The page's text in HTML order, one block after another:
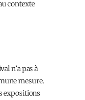
contexte
n’a pas à
mesure.
expositions